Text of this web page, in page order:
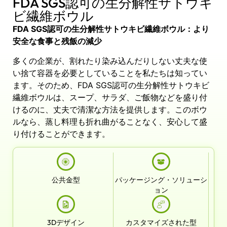
ビ繊維ボウル
FDA SGS認可の生分解性サトウキビ繊維ボウル：より
安全な食事と残飯の減少
多くの企業が、割れたり染み込んだりしない丈夫な使
い捨て容器を必要としていることを私たちは知ってい
ます。そのため、FDA SGS認可の生分解性サトウキビ
繊維ボウルは、スープ、サラダ、ご飯物などを盛り付
けるのに、丈夫で清潔な方法を提供します。このボウ
ルなら、蒸し料理も折れ曲がることなく、安心して盛
り付けることができます。
公共金型
パッケージング・ソリューシ
ョン
3Dデザイン カスタマイズされた型